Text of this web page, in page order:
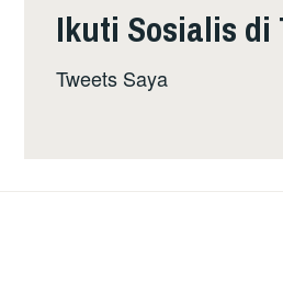
Ikuti Sosialis di
Tweets Saya